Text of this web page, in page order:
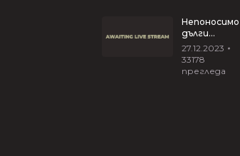
Непоносимо
дълги
прегръдки
от Иван
Вирипаев
27.12.2023
33178
прегледа